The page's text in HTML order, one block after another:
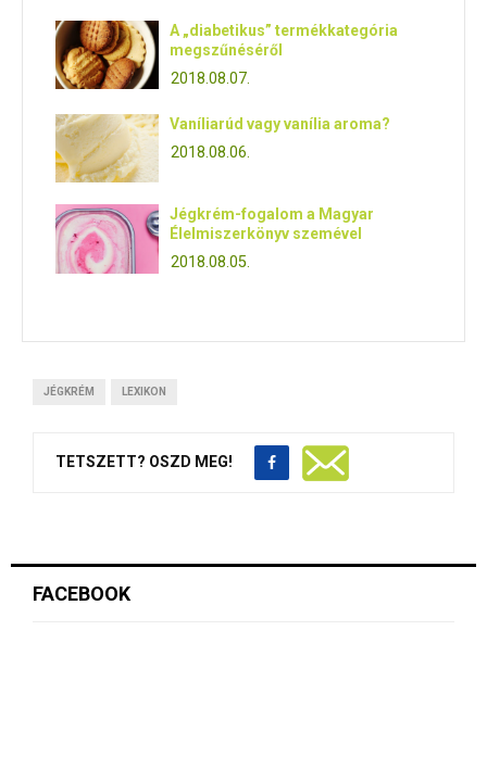
A „diabetikus” termékkategória
megszűnéséről
2018.08.07.
Vaníliarúd vagy vanília aroma?
2018.08.06.
Jégkrém-fogalom a Magyar
Élelmiszerkönyv szemével
2018.08.05.
JÉGKRÉM LEXIKON
TETSZETT? OSZD MEG!
FACEBOOK